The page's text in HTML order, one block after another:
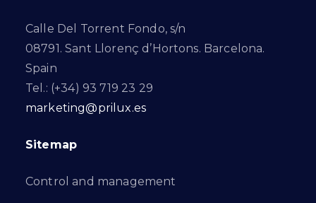
Calle Del Torrent Fondo, s/n
08791. Sant Llorenç d’Hortons. Barcelona.
Spain
Tel.: (+34) 93 719 23 29
marketing@prilux.es
Sitemap
Control and management